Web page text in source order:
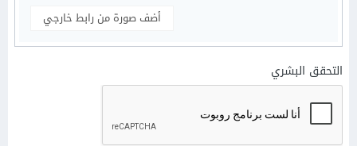
أضف صورة من رابط خارجي
التحقق البشري